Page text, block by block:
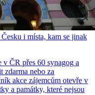
i místa, kam se jinak
ČR přes 60 synagog a
zdarma nebo za
akce zájemcům otevře v
a památky, které nejsou